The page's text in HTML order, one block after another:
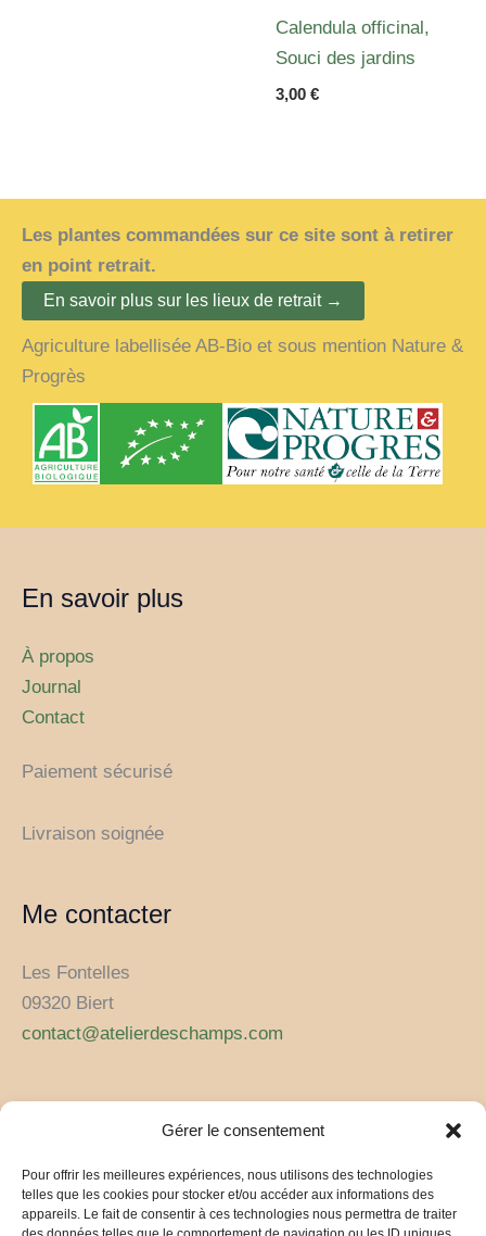
Gérer le consentement
Pour offrir les meilleures expériences, nous utilisons des technologies
telles que les cookies pour stocker et/ou accéder aux informations des
appareils. Le fait de consentir à ces technologies nous permettra de traiter
Calendula officinal,
Souci des jardins
3,00€
Les plantes commandées sur ce site sont à retirer
en point retrait.
En savoir plus sur les lieux de retrait →
Agriculture labellisée AB-Bio et sous mention Nature &
Progrès
En savoir plus
À propos
Journal
Contact
Paiement sécurisé
Livraison soignée
Me contacter
Les Fontelles
09320 Biert
contact@atelierdeschamps.com